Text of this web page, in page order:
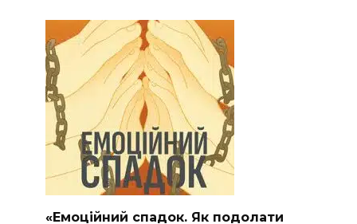
«Емоційний спадок. Як подолати